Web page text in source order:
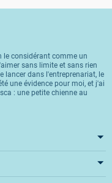
le considérant comme un
sans limite et sans rien
lancer dans l'entreprenariat, le
une évidence pour moi, et j'ai
: une petite chienne au